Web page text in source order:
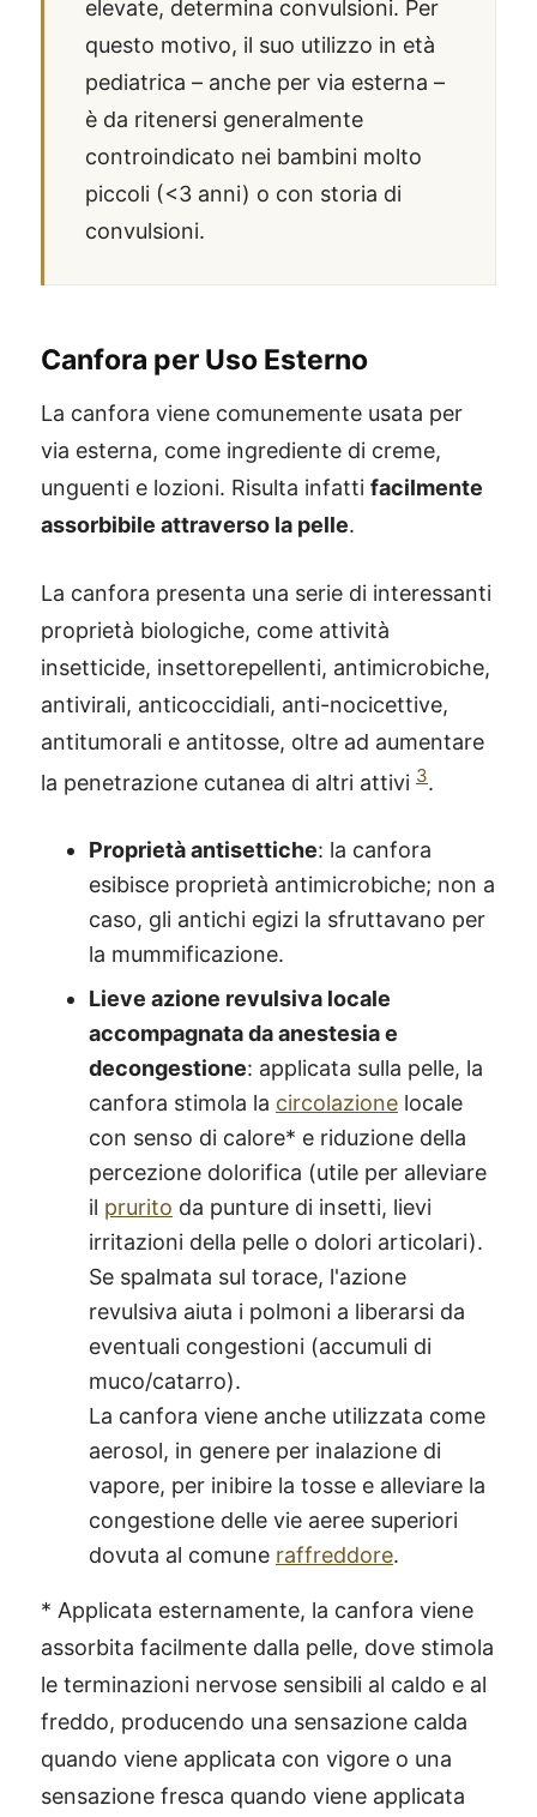
elevate, determina convulsioni. Per
questo motivo, il suo utilizzo in età
pediatrica – anche per via esterna –
è da ritenersi generalmente
controindicato nei bambini molto
piccoli (<3 anni) o con storia di
convulsioni.
Canfora per Uso Esterno
La canfora viene comunemente usata per
via esterna, come ingrediente di creme,
unguenti e lozioni. Risulta infatti facilmente
assorbibile attraverso la pelle.
La canfora presenta una serie di interessanti
proprietà biologiche, come attività
insetticide, insettorepellenti, antimicrobiche,
antivirali, anticoccidiali, anti-nocicettive,
antitumorali e antitosse, oltre ad aumentare
la penetrazione cutanea di altri attivi 3.
Proprietà antisettiche: la canfora
esibisce proprietà antimicrobiche; non a
caso, gli antichi egizi la sfruttavano per
la mummificazione.
Lieve azione revulsiva locale
accompagnata da anestesia e
decongestione: applicata sulla pelle, la
canfora stimola la circolazione locale
con senso di calore* e riduzione della
percezione dolorifica (utile per alleviare
il prurito da punture di insetti, lievi
irritazioni della pelle o dolori articolari).
Se spalmata sul torace, l'azione
revulsiva aiuta i polmoni a liberarsi da
eventuali congestioni (accumuli di
muco/catarro).
La canfora viene anche utilizzata come
aerosol, in genere per inalazione di
vapore, per inibire la tosse e alleviare la
congestione delle vie aeree superiori
dovuta al comune raffreddore.
* Applicata esternamente, la canfora viene
assorbita facilmente dalla pelle, dove stimola
le terminazioni nervose sensibili al caldo e al
freddo, producendo una sensazione calda
quando viene applicata con vigore o una
sensazione fresca quando viene applicata